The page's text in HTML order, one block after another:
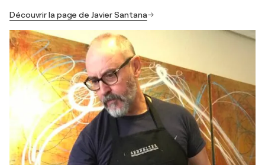
Découvrir la page de Javier Santana